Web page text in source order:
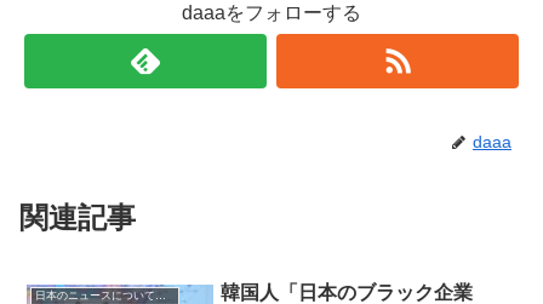
daaaをフォローする
daaa
関連記事
日本のニュースについての反応
韓国人「日本のブラック企業